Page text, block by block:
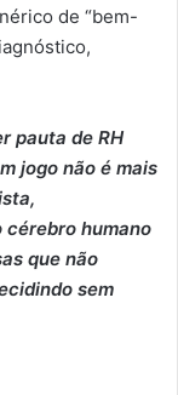
de “bem-
pauta de RH
jogo não é mais
humano
que não
sem